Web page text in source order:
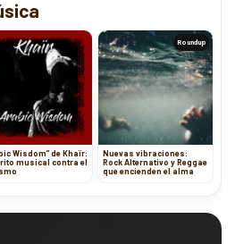
Wisdom” de Khaïr:
musical contra el
Roundup
Nuevas vibraciones:
Rock Alternativo y Reggae
que encienden el alma